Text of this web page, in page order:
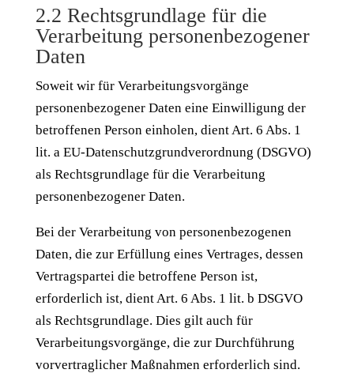
2.2 Rechtsgrundlage für die
Verarbeitung personenbezogener
Daten
Soweit wir für Verarbeitungsvorgänge
personenbezogener Daten eine Einwilligung der
betroffenen Person einholen, dient Art. 6 Abs. 1
lit. a EU-Datenschutzgrundverordnung (DSGVO)
als Rechtsgrundlage für die Verarbeitung
personenbezogener Daten.
Bei der Verarbeitung von personenbezogenen
Daten, die zur Erfüllung eines Vertrages, dessen
Vertragspartei die betroffene Person ist,
erforderlich ist, dient Art. 6 Abs. 1 lit. b DSGVO
als Rechtsgrundlage. Dies gilt auch für
Verarbeitungsvorgänge, die zur Durchführung
vorvertraglicher Maßnahmen erforderlich sind.